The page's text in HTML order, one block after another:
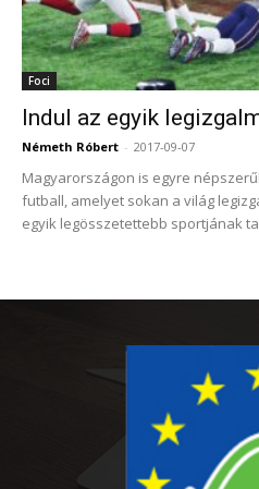
Foci
Indul az egyik
Németh Róbert - 2017-09-07
Magyarországon is egyre
futball, amelyet sokan a világ
egyik legösszetettebb sportjának